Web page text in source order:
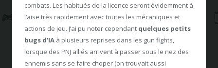
combats. Les habitués de la licence seront évidemment à
l’aise très rapidement avec toutes les mécaniques et
actions de jeu. J’ai pu noter cependant quelques petits
bugs d’IA à plusieurs reprises dans les gun fights,
lorsque des PNJ alliés arrivent à passer sous le nez des
ennemis sans se faire choper (on trouvait aussi